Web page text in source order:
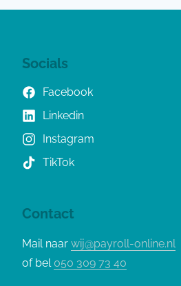
Socials
Facebook
Linkedin
Instagram
TikTok
Contact
Mail naar wij@payroll-online.nl
of bel 050 309 73 40